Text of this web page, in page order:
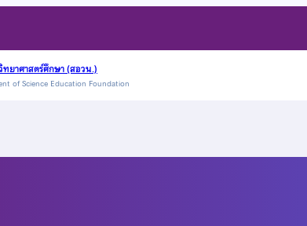
ยาศาสตร์ศึกษา (สอวน.)
of Science Education Foundation